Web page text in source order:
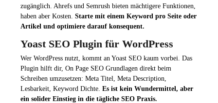
zugänglich. Ahrefs und Semrush bieten mächtigere Funktionen,
haben aber Kosten. Starte mit einem Keyword pro Seite oder
Artikel und optimiere darauf konsequent.
Yoast SEO Plugin für WordPress
Wer WordPress nutzt, kommt an Yoast SEO kaum vorbei. Das
Plugin hilft dir, On Page SEO Grundlagen direkt beim
Schreiben umzusetzen: Meta Titel, Meta Description,
Lesbarkeit, Keyword Dichte. Es ist kein Wundermittel, aber
ein solider Einstieg in die tägliche SEO Praxis.